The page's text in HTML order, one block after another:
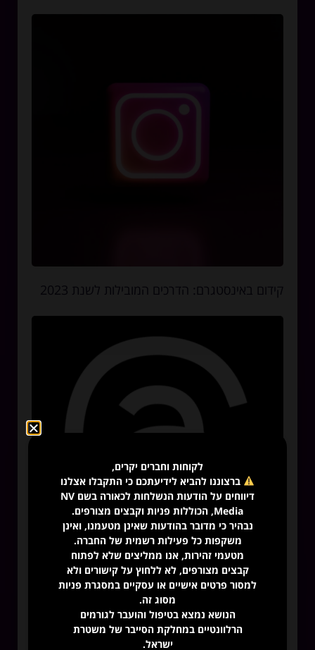
קידום באינסטגרם: הדרכים המובילות לשנת 2023
ת'רדס Threads כל מה שרציתם לדעת
לקוחות וחברים יקרים,
ברצוננו להביא לידיעתכם כי התקבלו אצלנו
דיווחים על הודעות הנשלחות לכאורה בשם NV
Media, הכוללות פניות וקבצים מצורפים.
נבהיר כי מדובר בהודעות שאינן מטעמנו, ואינן
משקפות כל פעילות רשמית של החברה.
מטעמי זהירות, אנו ממליצים שלא לפתוח
קבצים מצורפים, לא ללחוץ על קישורים ולא
למסור פרטים אישיים או עסקיים במסגרת פניות
מסוג זה.
הנושא נמצא בטיפול והועבר לגורמים
הרלוונטיים במחלקת הסייבר של משטרת
ישראל.